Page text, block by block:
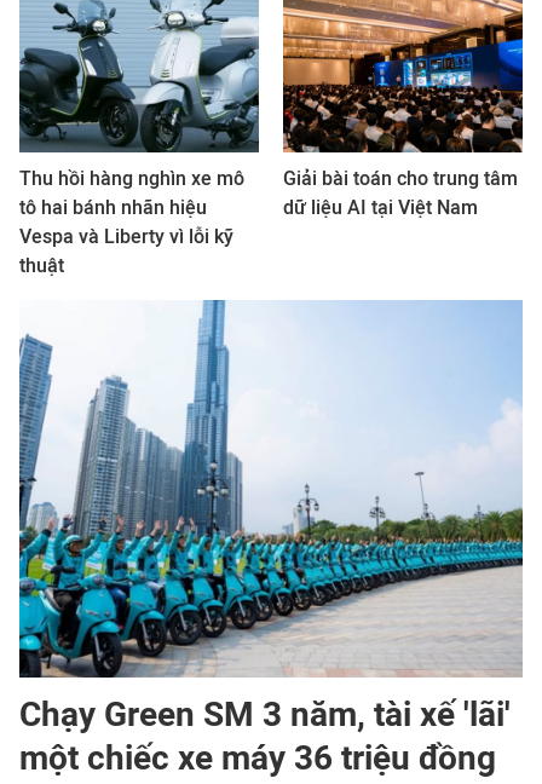
Thu hồi hàng nghìn xe mô
tô hai bánh nhãn hiệu
Vespa và Liberty vì lỗi kỹ
thuật
Giải bài toán cho trung tâm
dữ liệu AI tại Việt Nam
Chạy Green SM 3 năm, tài xế 'lãi'
một chiếc xe máy 36 triệu đồng